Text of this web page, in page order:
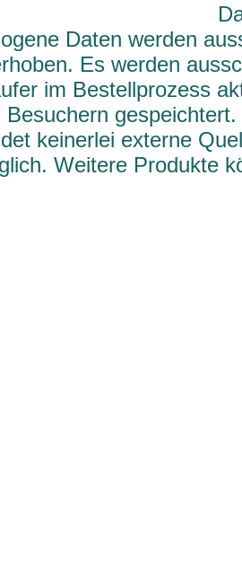
Daten werden
Es werden
im Bestellprozess
keinerlei externe
Weitere Produkte